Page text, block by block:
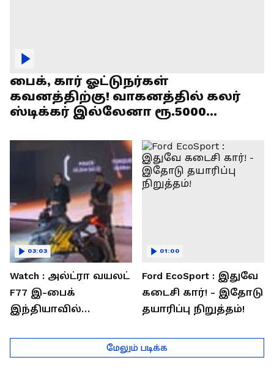
பைக், கார் ஓட்டுநர்கள்
கவனத்திற்கு! வாகனத்தில் கலர்
ஸ்டிக்கர் இல்லேனா ரூ.5000
Watch : அல்ட்ரா வயலட்
F77 இ-பைக்
இந்தியாவில்
சார்ஜில் 307கி.மீ
பயணம்!
03:03
Ford EcoSport : இதுவே
கடைசி கார்! - இதோடு
தயாரிப்பு நிறுத்தம்!
01:00
மேலும் படிக்க